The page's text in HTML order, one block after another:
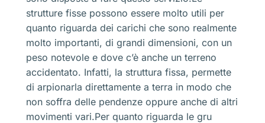
strutture fisse possono essere molto utili per
quanto riguarda dei carichi che sono realmente
molto importanti, di grandi dimensioni, con un
peso notevole e dove c’è anche un terreno
accidentato. Infatti, la struttura fissa, permette
di arpionarla direttamente a terra in modo che
non soffra delle pendenze oppure anche di altri
movimenti vari.Per quanto riguarda le gru